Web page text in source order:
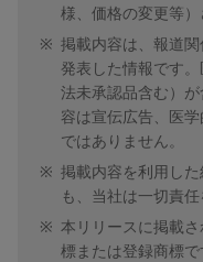
様、価格の変更等）
※ 掲載内容は、報道
発表した情報です
法未承認品含む）
容は宣伝広告、医
ではありません。
※ 掲載内容を利用し
も、当社は一切責任
※ 本リリースに掲載
標または登録商標で